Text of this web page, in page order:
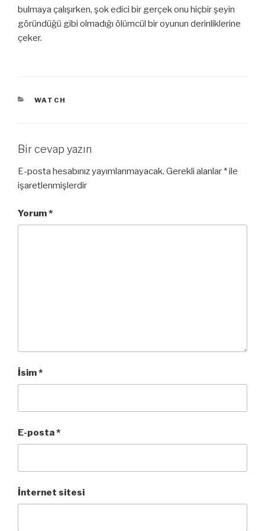
bulmaya çalışırken, şok edici bir gerçek onu hiçbir şeyin
göründüğü gibi olmadığı ölümcül bir oyunun derinliklerine
çeker.
KATEGORILER
WATCH
Bir cevap yazın
E-posta hesabınız yayımlanmayacak. Gerekli alanlar *ile
işaretlenmişlerdir
Yorum*
İsim*
E-posta*
İnternet sitesi